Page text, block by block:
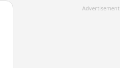
Advertisement